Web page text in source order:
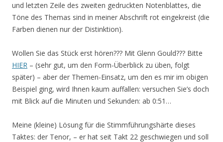
und letzten Zeile des zweiten gedruckten Notenblattes, die
Töne des Themas sind in meiner Abschrift rot eingekreist (die
Farben dienen nur der Distinktion).
Wollen Sie das Stück erst hören??? Mit Glenn Gould??? Bitte
HIER – (sehr gut, um den Form-Überblick zu üben, folgt
später) – aber der Themen-Einsatz, um den es mir im obigen
Beispiel ging, wird Ihnen kaum auffallen: versuchen Sie’s doch
mit Blick auf die Minuten und Sekunden: ab 0:51…
Meine (kleine) Lösung für die Stimmführungshärte dieses
Taktes: der Tenor, – er hat seit Takt 22 geschwiegen und soll